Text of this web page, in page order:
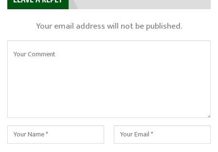
Your email address will not be published.